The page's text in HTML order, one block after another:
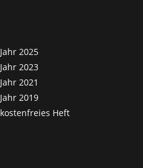
Jahr 2025
Jahr 2023
Jahr 2021
Jahr 2019
kostenfreies Heft